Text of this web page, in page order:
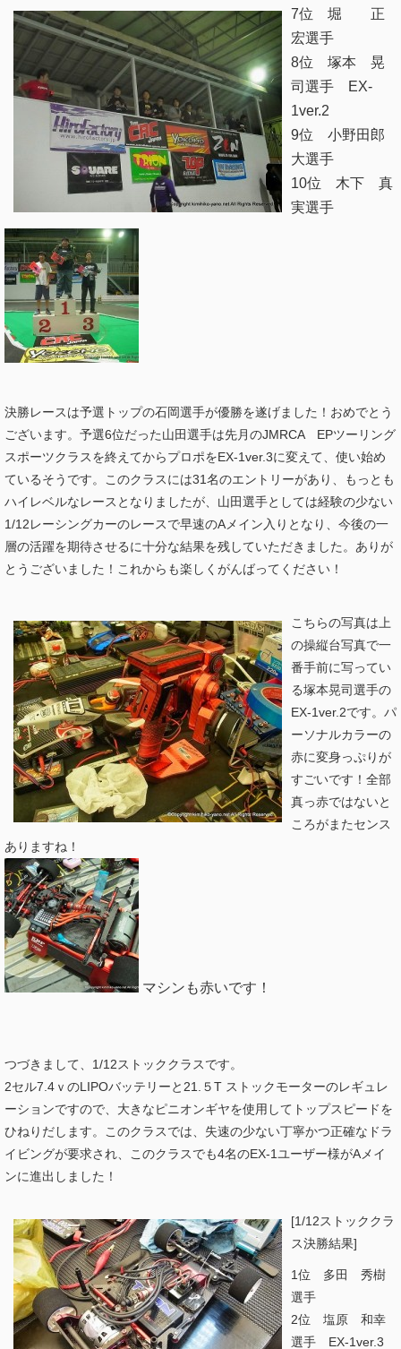
7位 堀 正
宏選手
8位 塚本 晃
司選手 EX-
1ver.2
9位 小野田郎
大選手
10位 木下 真
実選手
決勝レースは予選トップの石岡選手が優勝を遂げました！おめでとう
ございます。予選6位だった山田選手は先月のJMRCA EPツーリング
スポーツクラスを終えてからプロポをEX-1ver.3に変えて、使い始め
ているそうです。このクラスには31名のエントリーがあり、もっとも
ハイレベルなレースとなりましたが、山田選手としては経験の少ない
1/12レーシングカーのレースで早速のAメイン入りとなり、今後の一
層の活躍を期待させるに十分な結果を残していただきました。ありが
とうございました！これからも楽しくがんばってください！
こちらの写真は上
の操縦台写真で一
番手前に写ってい
る塚本晃司選手の
EX-1ver.2です。パ
ーソナルカラーの
赤に変身っぷりが
すごいです！全部
真っ赤ではないと
ころがまたセンス
ありますね！
マシンも赤いです！
つづきまして、1/12ストッククラスです。
2セル7.4ｖのLIPOバッテリーと21.５T ストックモーターのレギュレ
ーションですので、大きなピニオンギヤを使用してトップスピードを
ひねりだします。このクラスでは、失速の少ない丁寧かつ正確なドラ
イビングが要求され、このクラスでも4名のEX-1ユーザー様がAメイ
ンに進出しました！
[1/12ストッククラ
ス決勝結果]
1位 多田 秀樹
選手
2位 塩原 和幸
選手 EX-1ver.3